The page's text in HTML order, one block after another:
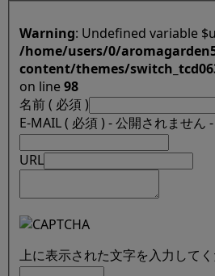
Warning : Undefined variable
/home/users/0/
content/themes/
on line98
名前 ( 必須 )
E-MAIL ( 必須 ) - 公開されません -
URL
上に表示された文字を入力してく